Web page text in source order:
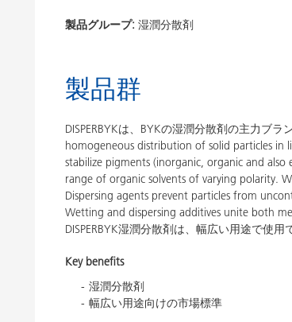
製品グループ: 湿潤分散剤
製品群
DISPERBYKは、BYKの湿潤分散剤の主力ブ
homogeneous distribution of solid particles in
stabilize pigments (inorganic, organic and
range of organic solvents of varying polarity.
Dispersing agents prevent particles from
Wetting and dispersing additives unite both
DISPERBYK湿潤分散剤は、幅広い用途で使用
Key benefits
湿潤分散剤
幅広い用途向けの市場標準